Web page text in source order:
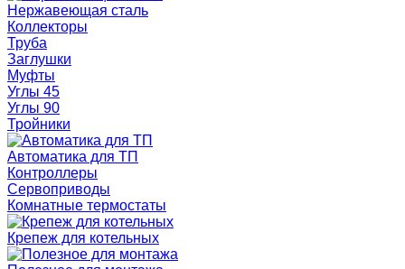
Нержавеющая сталь
Коллекторы
Труба
Заглушки
Муфты
Углы 45
Углы 90
Тройники
Автоматика для ТП
Контроллеры
Сервоприводы
Комнатные термостаты
Крепеж для котельных